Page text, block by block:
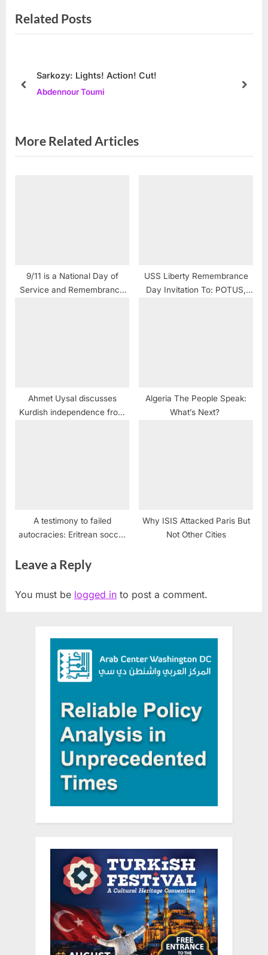
o
u
o
:
t
P
t
Related Posts
Sarkozy: Lights! Action! Cut!
Abdennour Toumi
prev next
More Related Articles
9/11 is a National Day of
Service and Remembrance
USS Liberty Remembrance
Day Invitation To: POTUS,
Ahmet Uysal discusses
Kurdish independence from
Algeria The People Speak:
What’s Next?
A testimony to failed
autocracies: Eritrean soccer
Why ISIS Attacked Paris But
Not Other Cities
Leave a Reply
You must be logged in to post a comment.